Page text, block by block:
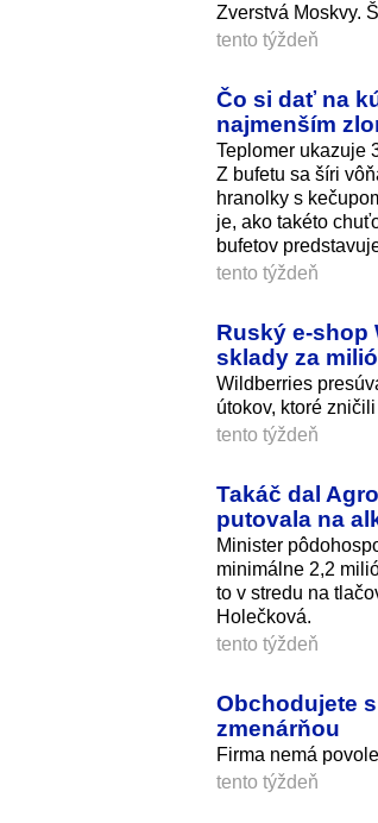
Zverstvá Moskvy.
tento týždeň
Čo si dať na
najmenším
Teplomer ukazuje
Z bufetu sa šíri
hranolky s
je, ako takéto
bufetov
tento týždeň
Ruský
sklady za
Wildberries
útokov, ktoré
tento týždeň
Takáč dal
putovala na
Minister
minimálne 2,2
to v stredu na
Holečková.
tento týždeň
Obchodujete
zmenárňou
Firma nemá
tento týždeň